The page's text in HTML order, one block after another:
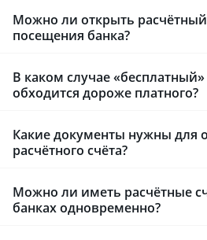
Можно ли открыть расчётный
посещения банка?
В каком случае
обходится дороже платного?
Какие документы нужны для
расчётного счёта?
Можно ли иметь расчётные
банках одновременно?